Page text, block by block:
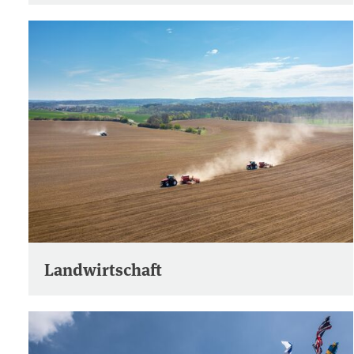
Landwirtschaft